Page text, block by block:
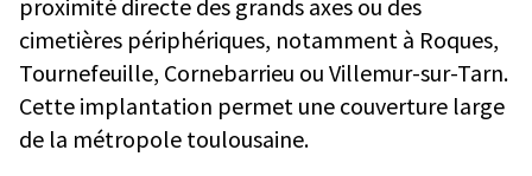
proximité directe des grands axes ou des
cimetières périphériques, notamment à Roques,
Tournefeuille, Cornebarrieu ou Villemur-sur-Tarn.
Cette implantation permet une couverture large
de la métropole toulousaine.